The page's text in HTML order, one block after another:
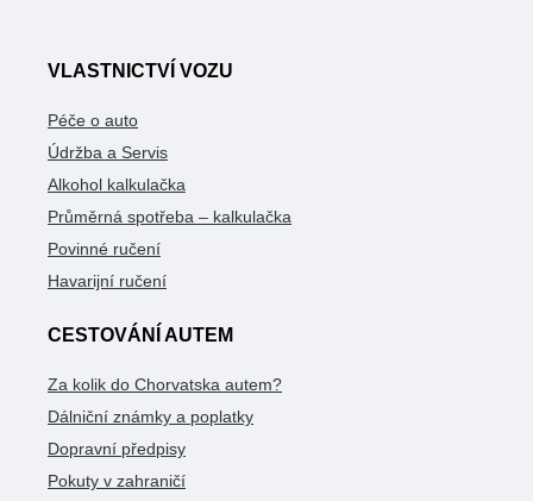
VLASTNICTVÍ VOZU
Péče o auto
Údržba a Servis
Alkohol kalkulačka
Průměrná spotřeba – kalkulačka
Povinné ručení
Havarijní ručení
CESTOVÁNÍ AUTEM
Za kolik do Chorvatska autem?
Dálniční známky a poplatky
Dopravní předpisy
Pokuty v zahraničí